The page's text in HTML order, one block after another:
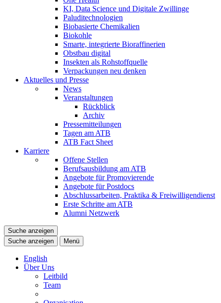
KI, Data Science und Digitale Zwillinge
Paluditechnologien
Biobasierte Chemikalien
Biokohle
Smarte, integrierte Bioraffinerien
Obstbau digital
Insekten als Rohstoffquelle
Verpackungen neu denken
Aktuelles und Presse
News
Veranstaltungen
Rückblick
Archiv
Pressemitteilungen
Tagen am ATB
ATB Fact Sheet
Karriere
Offene Stellen
Berufsausbildung am ATB
Angebote für Promovierende
Angebote für Postdocs
Abschlussarbeiten, Praktika & Freiwilligendienst
Erste Schritte am ATB
Alumni Netzwerk
Suche anzeigen
Suche anzeigen
Menü
English
Über Uns
Leitbild
Team